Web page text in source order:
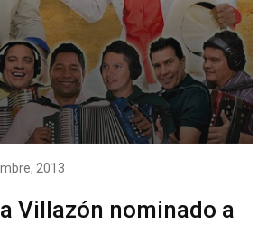
2013
Villazón nominado a